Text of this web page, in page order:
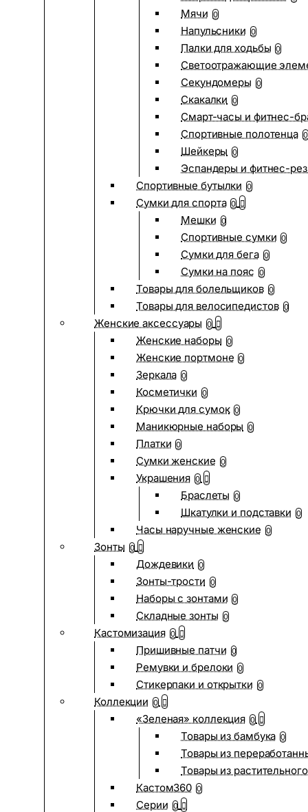
Мячи 0
Напульсники 0
Палки для ходьбы 0
Светоотражающие
Секундомеры 0
Скакалки 0
Смарт-часы и фитнес-
Спортивные полотенца 0
Шейкеры 0
Эспандеры и фитнес-
Спортивные бутылки 0
Сумки для спорта 0
Мешки 0
Спортивные сумки 0
Сумки для бега 0
Сумки на пояс 0
Товары для болельщиков 0
Товары для велосипедистов 0
Женские аксессуары 0
Женские наборы 0
Женские портмоне 0
Зеркала 0
Косметички 0
Крючки для сумок 0
Маникюрные наборы 0
Платки 0
Сумки женские 0
Украшения 0
Браслеты 0
Шкатулки и подставки 0
Часы наручные женские 0
Зонты 0
Дождевики 0
Зонты-трости 0
Наборы с зонтами 0
Складные зонты 0
Кастомизация 0
Пришивные патчи 0
Ремувки и брелоки 0
Стикерпаки и открытки 0
Коллекции 0
«Зеленая» коллекция 0
Товары из бамбука 0
Товары из
Товары из
Кастом360 0
Серии 0